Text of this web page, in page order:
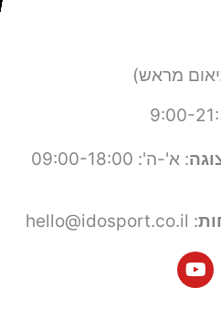
מראש)
: א'-ה': 09:00-18:00
: hello@idosport.co.il
Y
o